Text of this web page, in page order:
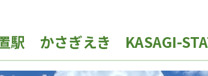
駅 かさぎえき KASAGI-